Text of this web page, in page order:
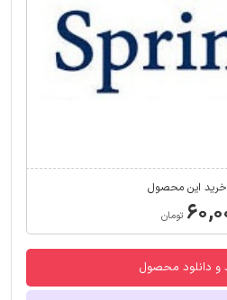
این محصول
تومان
و دانلود محصول